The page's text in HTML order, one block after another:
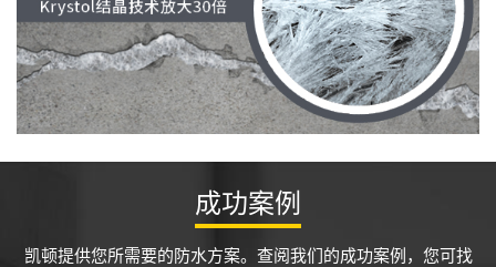
成功案例
凯顿提供您所需要的防水方案。查阅我们的成功案例，您可找